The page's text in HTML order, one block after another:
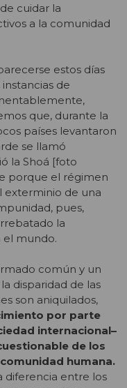
cuidar la
a la comunidad
estos días
de
que, durante la
países levantaron
se llamó
la Shoá [foto
porque el régimen
exterminio de una
pues,
la
el mundo.
común y un
disparidad de las
son aniquilados,
por parte
internacional–
de los
humana.
diferencia entre los